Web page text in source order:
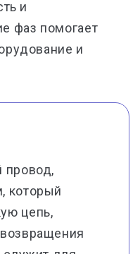
и
фаз помогает
и
провод,
который
цепь,